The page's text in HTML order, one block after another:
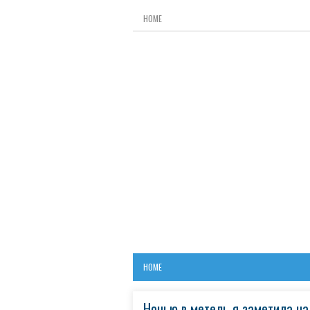
HOME
HOME